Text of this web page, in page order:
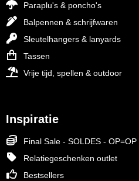
Paraplu's & poncho's
Balpennen & schrijfwaren
Sleutelhangers & lanyards
Tassen
Vrije tijd, spellen & outdoor
Inspiratie
Final Sale - SOLDES - OP=OP
Relatiegeschenken outlet
Bestsellers